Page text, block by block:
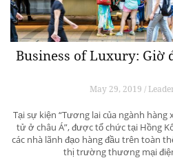
Business of Luxury: Giờ
May 29, 2019 /
Tại sự kiện “Tương lai của ngành
tử ở châu Á”, được tổ chức tại Hồng
các nhà lãnh đạo hàng đầu trên toàn
thị trường thương mại